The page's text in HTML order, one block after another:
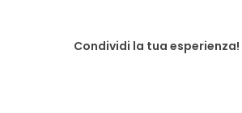
Condividi la tua esperienza!